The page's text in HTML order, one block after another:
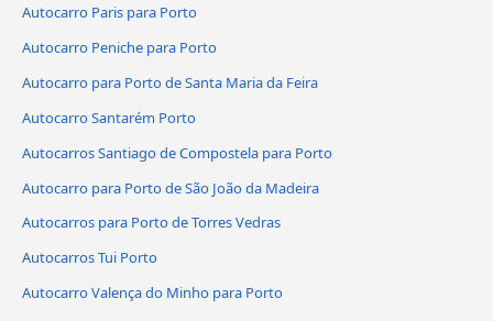
Autocarro Paris para Porto
Autocarro Peniche para Porto
Autocarro para Porto de Santa Maria da Feira
Autocarro Santarém Porto
Autocarros Santiago de Compostela para Porto
Autocarro para Porto de São João da Madeira
Autocarros para Porto de Torres Vedras
Autocarros Tui Porto
Autocarro Valença do Minho para Porto